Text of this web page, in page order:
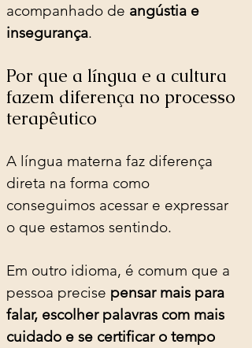
acompanhado de angústia e
insegurança.
Por que a língua e a cultura
fazem diferença no processo
terapêutico
A língua materna faz diferença
direta na forma como
conseguimos acessar e expressar
o que estamos sentindo.
Em outro idioma, é comum que a
pessoa precise pensar mais para
falar, escolher palavras com mais
cuidado e se certificar o tempo